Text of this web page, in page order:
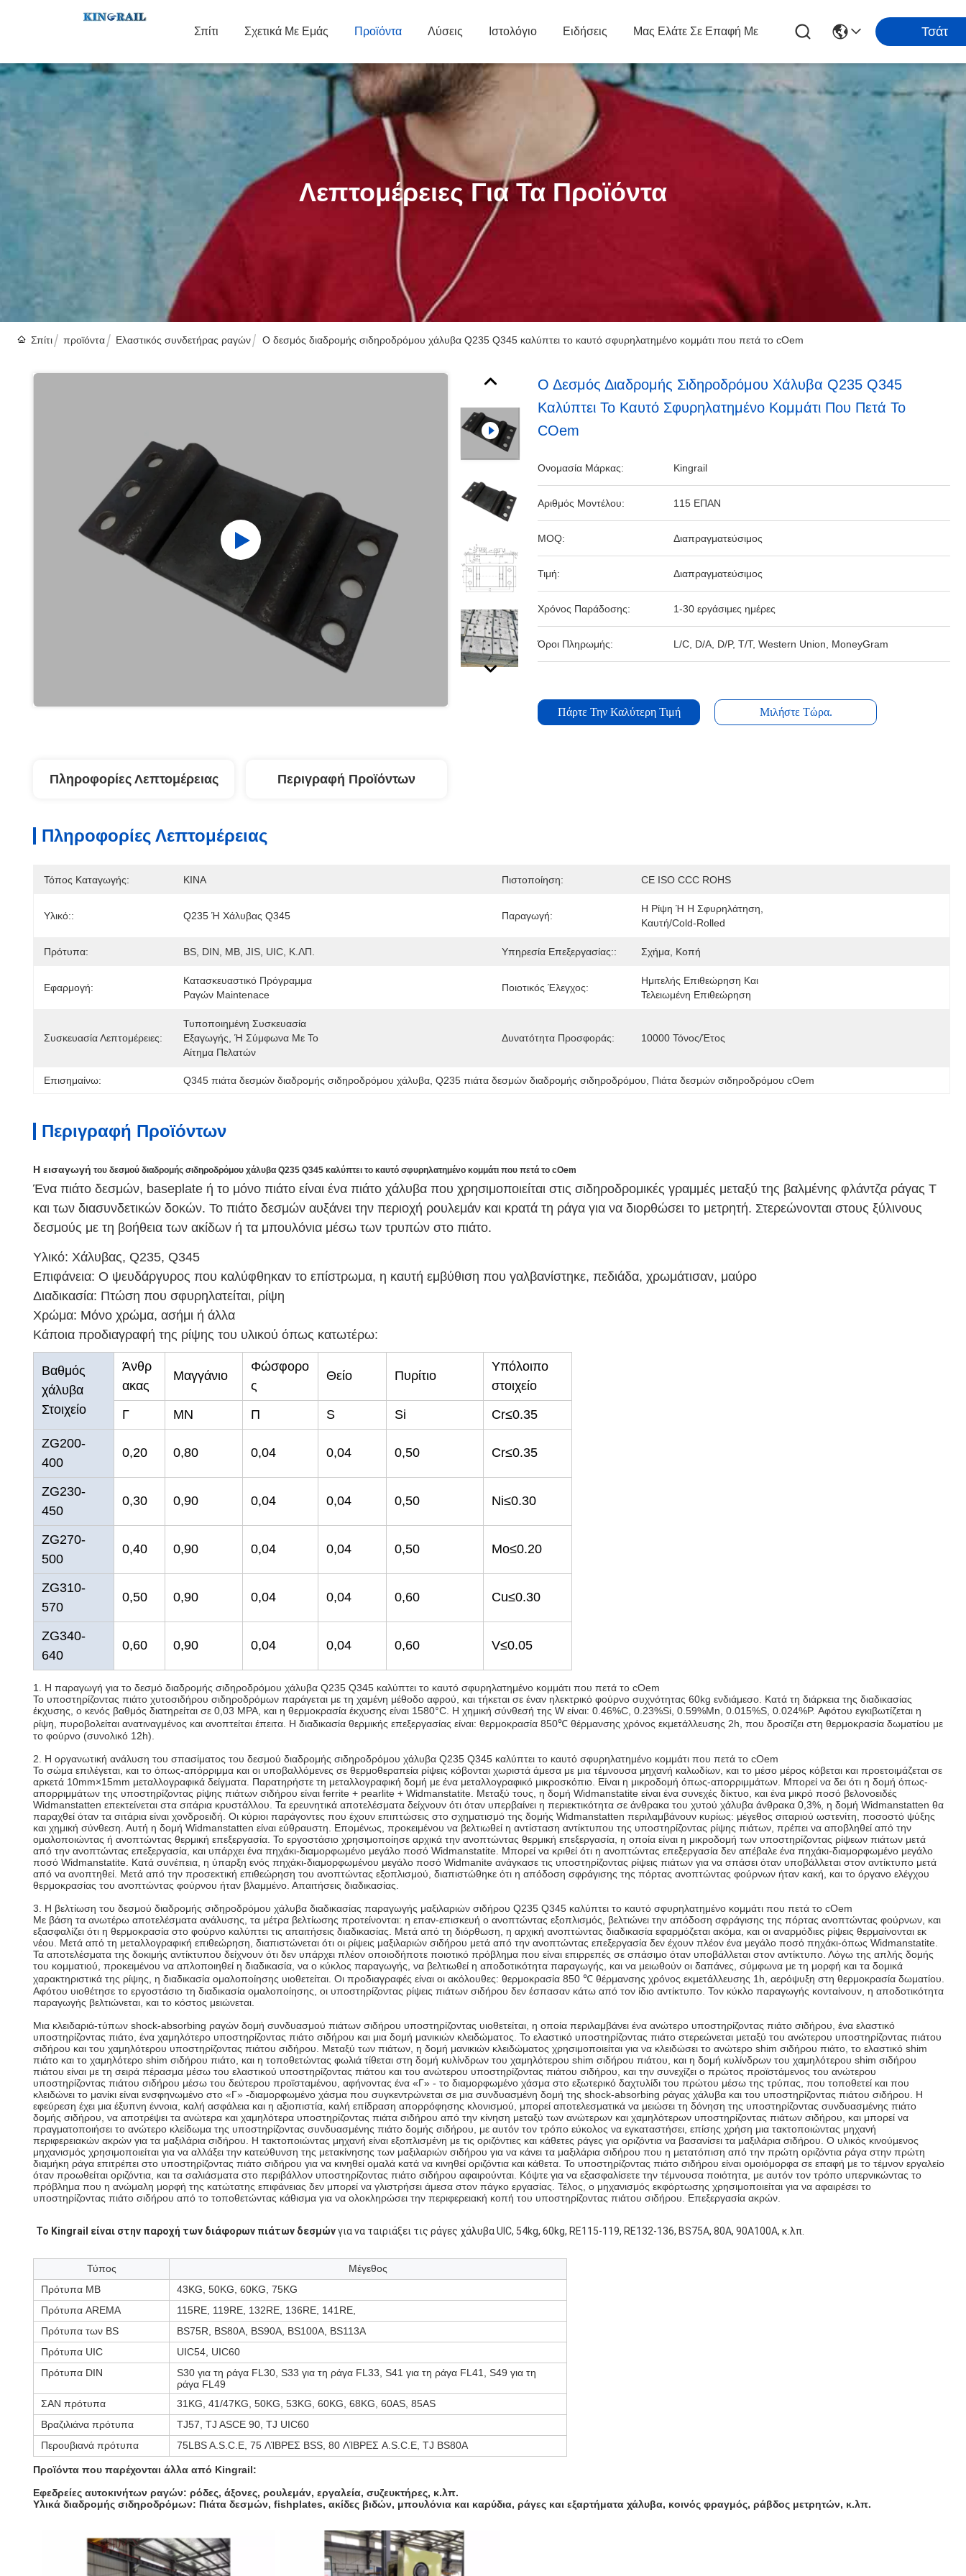
Σπίτι Σχετικά Με Εμάς Προϊόντα Λύσεις Ιστολόγιο Ειδήσεις Μας Ελάτε Σε Επαφή Με Τσάτ
Λεπτομέρειες Για Τα Προϊόντα
Σπίτι προϊόντα Ελαστικός συνδετήρας ραγών Ο δεσμός διαδρομής σιδηροδρόμου χάλυβα Q235 Q345 καλύπτει το καυτό σφυρηλατημένο κομμάτι που πετά το cOem
Ο Δεσμός Διαδρομής Σιδηροδρόμου Χάλυβα Q235 Q345
Καλύπτει Το Καυτό Σφυρηλατημένο Κομμάτι Που Πετά Το
COem
Ονομασία Μάρκας: Kingrail
Αριθμός Μοντέλου: 115 ΕΠΑΝ
MOQ: Διαπραγματεύσιμος
Τιμή: Διαπραγματεύσιμος
Χρόνος Παράδοσης: 1-30 εργάσιμες ημέρες
Όροι Πληρωμής: L/C, D/A, D/P, T/T, Western Union, MoneyGram
Πάρτε Την Καλύτερη Τιμή Μιλήστε Τώρα.
Πληροφορίες Λεπτομέρειας Περιγραφή Προϊόντων
Πληροφορίες Λεπτομέρειας
Τόπος Καταγωγής: ΚΙΝΑ Πιστοποίηση: CE ISO CCC ROHS
Υλικό:: Q235 Ή Χάλυβας Q345 Παραγωγή:
Η Ρίψη Ή Η Σφυρηλάτηση,
Καυτή/cold-Rolled
Πρότυπα: BS, DIN, ΜΒ, JIS, UIC, Κ.ΛΠ. Υπηρεσία Επεξεργασίας:: Σχήμα, Κοπή
Εφαρμογή:
Κατασκευαστικό Πρόγραμμα
Ραγών Maintenace
Ποιοτικός Έλεγχος:
Ημιτελής Επιθεώρηση Και
Τελειωμένη Επιθεώρηση
Συσκευασία Λεπτομέρειες:
Τυποποιημένη Συσκευασία
Εξαγωγής, Ή Σύμφωνα Με Το
Αίτημα Πελατών
Δυνατότητα Προσφοράς: 10000 Τόνος/έτος
Επισημαίνω: Q345 πιάτα δεσμών διαδρομής σιδηροδρόμου χάλυβα Q235 πιάτα δεσμών διαδρομής σιδηροδρόμου Πιάτα δεσμών σιδηροδρόμου cOem
Περιγραφή Προϊόντων
Η εισαγωγή του δεσμού διαδρομής σιδηροδρόμου χάλυβα Q235 Q345 καλύπτει το καυτό σφυρηλατημένο κομμάτι που πετά το cOem
Ένα πιάτο δεσμών, baseplate ή το μόνο πιάτο είναι ένα πιάτο χάλυβα που χρησιμοποιείται στις σιδηροδρομικές γραμμές μεταξύ της βαλμένης φλάντζα ράγας Τ
και των διασυνδετικών δοκών. Το πιάτο δεσμών αυξάνει την περιοχή ρουλεμάν και κρατά τη ράγα για να διορθώσει το μετρητή. Στερεώνονται στους ξύλινους
δεσμούς με τη βοήθεια των ακίδων ή τα μπουλόνια μέσω των τρυπών στο πιάτο.
Υλικό: Χάλυβας, Q235, Q345
Επιφάνεια: Ο ψευδάργυρος που καλύφθηκαν το επίστρωμα, η καυτή εμβύθιση που γαλβανίστηκε, πεδιάδα, χρωμάτισαν, μαύρο
Διαδικασία: Πτώση που σφυρηλατείται, ρίψη
Χρώμα: Μόνο χρώμα, ασήμι ή άλλα
Κάποια προδιαγραφή της ρίψης του υλικού όπως κατωτέρω:
Βαθμός
χάλυβα
Στοιχείο
Άνθρ
ακας
Μαγγάνιο
Φώσφορο
ς
Θείο Πυρίτιο
Υπόλοιπο
στοιχείο
Γ
ΜΝ Π S Si
Cr≤0.35
ZG200-
400
0,20 0,80 0,04 0,04 0,50 Cr≤0.35
ZG230-
450
0,30 0,90 0,04 0,04 0,50 Ni≤0.30
ZG270-
500
0,40 0,90 0,04 0,04 0,50 Mo≤0.20
ZG310-
570
0,50 0,90 0,04 0,04 0,60 Cu≤0.30
ZG340-
640
0,60 0,90 0,04 0,04 0,60 V≤0.05
1. Η παραγωγή για το δεσμό διαδρομής σιδηροδρόμου χάλυβα Q235 Q345 καλύπτει το καυτό σφυρηλατημένο κομμάτι που πετά το cOem
Το υποστηρίζοντας πιάτο χυτοσιδήρου σιδηροδρόμων παράγεται με τη χαμένη μέθοδο αφρού, και τήκεται σε έναν ηλεκτρικό φούρνο συχνότητας 60kg ενδιάμεσο. Κατά τη διάρκεια της διαδικασίας
έκχυσης, ο κενός βαθμός διατηρείται σε 0,03 MPA, και η θερμοκρασία έκχυσης είναι 1580°C. Η χημική σύνθεσή της W είναι: 0.46%C, 0.23%Si, 0.59%Mn, 0.015%S, 0.024%P. Αφότου εγκιβωτίζεται η
ρίψη, πυροβολείται ανατιναγμένος και ανοπτείται έπειτα. Η διαδικασία θερμικής επεξεργασίας είναι: θερμοκρασία 850℃ θέρμανσης χρόνος εκμετάλλευσης 2h, που δροσίζει στη θερμοκρασία δωματίου με
το φούρνο (συνολικό 12h).
2. Η οργανωτική ανάλυση του σπασίματος του δεσμού διαδρομής σιδηροδρόμου χάλυβα Q235 Q345 καλύπτει το καυτό σφυρηλατημένο κομμάτι που πετά το cOem
Το σώμα επιλέγεται, και το όπως-απόρριμμα και οι υποβαλλόμενες σε θερμοθεραπεία ρίψεις κόβονται χωριστά άμεσα με μια τέμνουσα μηχανή καλωδίων, και το μέσο μέρος κόβεται και προετοιμάζεται σε
αρκετά 10mm×15mm μεταλλογραφικά δείγματα. Παρατηρήστε τη μεταλλογραφική δομή με ένα μεταλλογραφικό μικροσκόπιο. Είναι η μικροδομή όπως-απορριμμάτων. Μπορεί να δει ότι η δομή όπως-
απορριμμάτων της υποστηρίζοντας ρίψης πιάτων σιδήρου είναι ferrite + pearlite + Widmanstatite. Μεταξύ τους, η δομή Widmanstatite είναι ένα συνεχές δίκτυο, και ένα μικρό ποσό βελονοειδές
Widmanstatten επεκτείνεται στα σιτάρια κρυστάλλου. Τα ερευνητικά αποτελέσματα δείχνουν ότι όταν υπερβαίνει η περιεκτικότητα σε άνθρακα του χυτού χάλυβα άνθρακα 0,3%, η δομή Widmanstatten θα
παραχθεί όταν τα σιτάρια είναι χονδροειδή. Οι κύριοι παράγοντες που έχουν επιπτώσεις στο σχηματισμό της δομής Widmanstatten περιλαμβάνουν κυρίως: μέγεθος σιταριού ωστενίτη, ποσοστό ψύξης
και χημική σύνθεση. Αυτή η δομή Widmanstatten είναι εύθραυστη. Επομένως, προκειμένου να βελτιωθεί η αντίσταση αντίκτυπου της υποστηρίζοντας ρίψης πιάτων, πρέπει να αποβληθεί από την
ομαλοποιώντας ή ανοπτώντας θερμική επεξεργασία. Το εργοστάσιο χρησιμοποίησε αρχικά την ανοπτώντας θερμική επεξεργασία, η οποία είναι η μικροδομή των υποστηρίζοντας ρίψεων πιάτων μετά
από την ανοπτώντας επεξεργασία, και υπάρχει ένα πηχάκι-διαμορφωμένο μεγάλο ποσό Widmanstatite. Μπορεί να κριθεί ότι η ανοπτώντας επεξεργασία δεν απέβαλε ένα πηχάκι-διαμορφωμένο μεγάλο
ποσό Widmanstatite. Κατά συνέπεια, η ύπαρξη ενός πηχάκι-διαμορφωμένου μεγάλο ποσό Widmanite ανάγκασε τις υποστηρίζοντας ρίψεις πιάτων για να σπάσει όταν υποβάλλεται στον αντίκτυπο μετά
από να ανοπτηθεί. Μετά από την προσεκτική επιθεώρηση του ανοπτώντας εξοπλισμού, διαπιστώθηκε ότι η απόδοση σφράγισης της πόρτας ανοπτώντας φούρνων ήταν κακή, και το όργανο ελέγχου
θερμοκρασίας του ανοπτώντας φούρνου ήταν βλαμμένο. Απαιτήσεις διαδικασίας.
3. Η βελτίωση του δεσμού διαδρομής σιδηροδρόμου χάλυβα διαδικασίας παραγωγής μαξιλαριών σιδήρου Q235 Q345 καλύπτει το καυτό σφυρηλατημένο κομμάτι που πετά το cOem
Με βάση τα ανωτέρω αποτελέσματα ανάλυσης, τα μέτρα βελτίωσης προτείνονται: η επαν-επισκευή ο ανοπτώντας εξοπλισμός, βελτιώνει την απόδοση σφράγισης της πόρτας ανοπτώντας φούρνων, και
εξασφαλίζει ότι η θερμοκρασία στο φούρνο καλύπτει τις απαιτήσεις διαδικασίας. Μετά από τη διόρθωση, η αρχική ανοπτώντας διαδικασία εφαρμόζεται ακόμα, και οι αναρμόδιες ρίψεις θερμαίνονται εκ
νέου. Μετά από τη μεταλλογραφική επιθεώρηση, διαπιστώνεται ότι οι ρίψεις μαξιλαριών σιδήρου μετά από την ανοπτώντας επεξεργασία δεν έχουν πλέον ένα μεγάλο ποσό πηχάκι-όπως Widmanstatite.
Τα αποτελέσματα της δοκιμής αντίκτυπου δείχνουν ότι δεν υπάρχει πλέον οποιοδήποτε ποιοτικό πρόβλημα που είναι επιρρεπές σε σπάσιμο όταν υποβάλλεται στον αντίκτυπο. Λόγω της απλής δομής
του κομματιού, προκειμένου να απλοποιηθεί η διαδικασία, να ο κύκλος παραγωγής, να βελτιωθεί η αποδοτικότητα παραγωγής, και να μειωθούν οι δαπάνες, σύμφωνα με τη μορφή και τα δομικά
χαρακτηριστικά της ρίψης, η διαδικασία ομαλοποίησης υιοθετείται. Οι προδιαγραφές είναι οι ακόλουθες: θερμοκρασία 850 ℃ θέρμανσης χρόνος εκμετάλλευσης 1h, αερόψυξη στη θερμοκρασία δωματίου.
Αφότου υιοθέτησε το εργοστάσιο τη διαδικασία ομαλοποίησης, οι υποστηρίζοντας ρίψεις πιάτων σιδήρου δεν έσπασαν κάτω από τον ίδιο αντίκτυπο. Τον κύκλο παραγωγής κονταίνουν, η αποδοτικότητα
παραγωγής βελτιώνεται, και το κόστος μειώνεται.
Μια κλειδαριά-τύπων shock-absorbing ραγών δομή συνδυασμού πιάτων σιδήρου υποστηρίζοντας υιοθετείται, η οποία περιλαμβάνει ένα ανώτερο υποστηρίζοντας πιάτο σιδήρου, ένα ελαστικό
υποστηρίζοντας πιάτο, ένα χαμηλότερο υποστηρίζοντας πιάτο σιδήρου και μια δομή μανικιών κλειδώματος. Το ελαστικό υποστηρίζοντας πιάτο στερεώνεται μεταξύ του ανώτερου υποστηρίζοντας πιάτου
σιδήρου και του χαμηλότερου υποστηρίζοντας πιάτου σιδήρου. Μεταξύ των πιάτων, η δομή μανικιών κλειδώματος χρησιμοποιείται για να κλειδώσει το ανώτερο shim σιδήρου πιάτο, το ελαστικό shim
πιάτο και το χαμηλότερο shim σιδήρου πιάτο, και η τοποθετώντας φωλιά τίθεται στη δομή κυλίνδρων του χαμηλότερου shim σιδήρου πιάτου, και η δομή κυλίνδρων του χαμηλότερου shim σιδήρου
πιάτου είναι με τη σειρά πέρασμα μέσω του ελαστικού υποστηρίζοντας πιάτου και του ανώτερου υποστηρίζοντας πιάτου σιδήρου, και την συνεχίζει ο πρώτος προϊστάμενος του ανώτερου
υποστηρίζοντας πιάτου σιδήρου μέσω του δεύτερου προϊσταμένου, αφήνοντας ένα «Γ» - το διαμορφωμένο χάσμα στο εξωτερικό δαχτυλίδι του πρώτου μέσω της τρύπας, που τοποθετεί και που
κλειδώνει το μανίκι είναι ενσφηνωμένο στο «Γ» -διαμορφωμένο χάσμα που συγκεντρώνεται σε μια συνδυασμένη δομή της shock-absorbing ράγας χάλυβα και του υποστηρίζοντας πιάτου σιδήρου. Η
εφεύρεση έχει μια έξυπνη έννοια, καλή ασφάλεια και η αξιοπιστία, καλή επίδραση απορρόφησης κλονισμού, μπορεί αποτελεσματικά να μειώσει τη δόνηση της υποστηρίζοντας συνδυασμένης πιάτο
δομής σιδήρου, να αποτρέψει τα ανώτερα και χαμηλότερα υποστηρίζοντας πιάτα σιδήρου από την κίνηση μεταξύ των ανώτερων και χαμηλότερων υποστηρίζοντας πιάτων σιδήρου, και μπορεί να
πραγματοποιήσει το ανώτερο κλείδωμα της υποστηρίζοντας συνδυασμένης πιάτο δομής σιδήρου, με αυτόν τον τρόπο εύκολος να εγκαταστήσει, επίσης χρήση μια τακτοποιώντας μηχανή
περιφερειακών ακρών για τα μαξιλάρια σιδήρου. Η τακτοποιώντας μηχανή είναι εξοπλισμένη με τις οριζόντιες και κάθετες ράγες για οριζόντια να βασανίσει τα μαξιλάρια σιδήρου. Ο υλικός κινούμενος
μηχανισμός χρησιμοποιείται για να αλλάξει την κατεύθυνση της μετακίνησης των μαξιλαριών σιδήρου για να κάνει τα μαξιλάρια σιδήρου που η μετατόπιση από την πρώτη οριζόντια ράγα στην πρώτη
διαμήκη ράγα επιτρέπει στο υποστηρίζοντας πιάτο σιδήρου για να κινηθεί ομαλά κατά να κινηθεί οριζόντια και κάθετα. Το υποστηρίζοντας πιάτο σιδήρου είναι ομοιόμορφα σε επαφή με το τέμνον εργαλείο
όταν προωθείται οριζόντια, και τα σαλιάσματα στο περιβάλλον υποστηρίζοντας πιάτο σιδήρου αφαιρούνται. Κόψτε για να εξασφαλίσετε την τέμνουσα ποιότητα, με αυτόν τον τρόπο υπερνικώντας το
πρόβλημα που η ανώμαλη μορφή της κατώτατης επιφάνειας δεν μπορεί να γλιστρήσει άμεσα στον πάγκο εργασίας. Τέλος, ο μηχανισμός εκφόρτωσης χρησιμοποιείται για να αφαιρέσει το
υποστηρίζοντας πιάτο σιδήρου από το τοποθετώντας κάθισμα για να ολοκληρώσει την περιφερειακή κοπή του υποστηρίζοντας πιάτου σιδήρου. Επεξεργασία ακρών.
Το Kingrail είναι στην παροχή των διάφορων πιάτων δεσμώνγια να ταιριάξει τις ράγες χάλυβα UIC, 54kg, 60kg, RE115-119, RE132-136, BS75A, 80A, 90A100A, κ.λπ.
Τύπος
Μέγεθος
Πρότυπα ΜΒ
43KG, 50KG, 60KG, 75KG
Πρότυπα AREMA
115RE, 119RE, 132RE, 136RE, 141RE,
Πρότυπα των BS
BS75R, BS80A, BS90A, BS100A, BS113A
Πρότυπα UIC
UIC54, UIC60
Πρότυπα DIN
S30 για τη ράγα FL30, S33 για τη ράγα FL33, S41 για τη ράγα FL41, S49 για τη
ράγα FL49
ΣΑΝ πρότυπα
31KG, 41/47KG, 50KG, 53KG, 60KG, 68KG, 60AS, 85AS
Βραζιλιάνα πρότυπα
TJ57, TJ ASCE 90, TJ UIC60
Περουβιανά πρότυπα
75LBS A.S.C.E, 75 ΛΊΒΡΕΣ BSS, 80 ΛΊΒΡΕΣ A.S.C.E, TJ BS80A
Προϊόντα που παρέχονται άλλα από Kingrail:
Εφεδρείες αυτοκινήτων ραγών: ρόδες, άξονες, ρουλεμάν, εργαλεία, συζευκτήρες, κ.λπ.
Υλικά διαδρομής σιδηροδρόμων: Πιάτα δεσμών, fishplates, ακίδες βιδών, μπουλόνια και καρύδια, ράγες και εξαρτήματα χάλυβα, κοινός φραγμός, ράβδος μετρητών, κ.λπ.